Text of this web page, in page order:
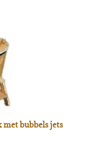
bubbels jets